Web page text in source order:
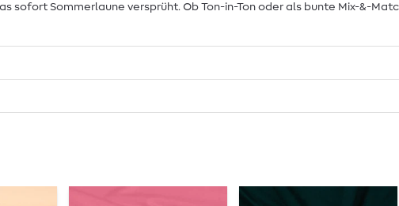
sofort Sommerlaune versprüht. Ob Ton-in-Ton oder als bunte Mix-&-